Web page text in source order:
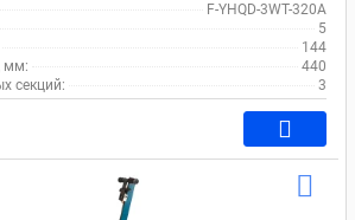
F-YHQD-3WT-320A
5
144
мм:
440
секций:
3